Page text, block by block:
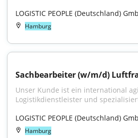
LOGISTIC PEOPLE (Deutschland)
Hamburg
Sachbearbeiter (w/m/d)
Unser Kunde ist ein international
Logistikdienstleister und
LOGISTIC PEOPLE (Deutschland)
Hamburg